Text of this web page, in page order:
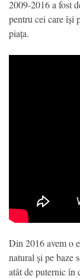
2009-2016 a fost
pentru cei care își
piața.
Din 2016 avem o
natural și pe baze
atât de puternic în